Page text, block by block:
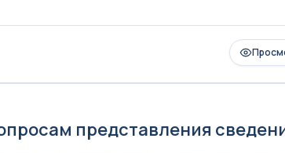
представления